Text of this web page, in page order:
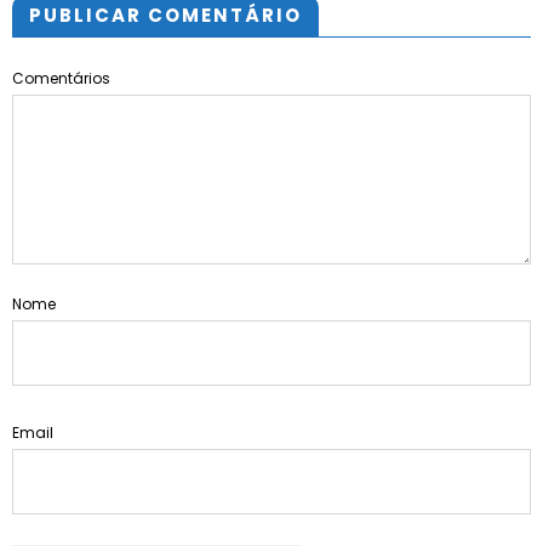
PUBLICAR COMENTÁRIO
Comentários
Nome
Email